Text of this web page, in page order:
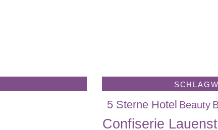
5 Sterne Hotel Beauty
Confiserie